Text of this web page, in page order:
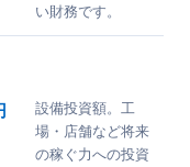
い財務です。
設備投資額。工
場・店舗など将来
の稼ぐ力への投資